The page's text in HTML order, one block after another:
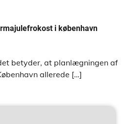
i københavn
betyder, at planlægningen af
allerede […]